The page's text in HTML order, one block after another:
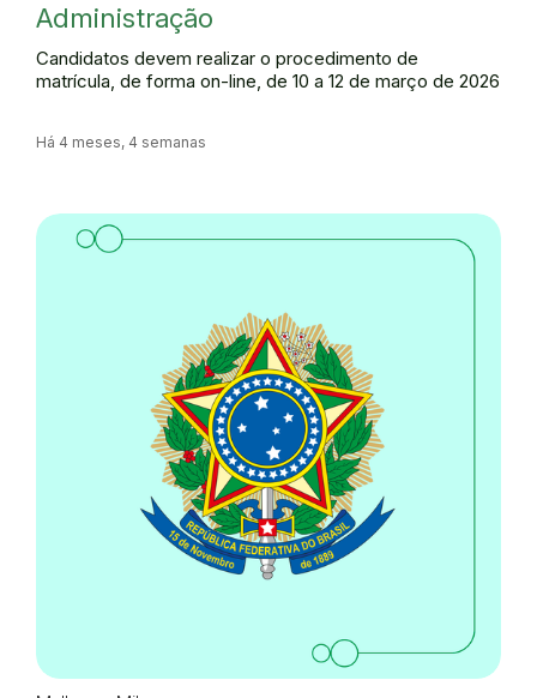
Administração
Candidatos devem realizar o procedimento de
matrícula, de forma on-line, de 10 a 12 de março de 2026
Há 4 meses, 4 semanas